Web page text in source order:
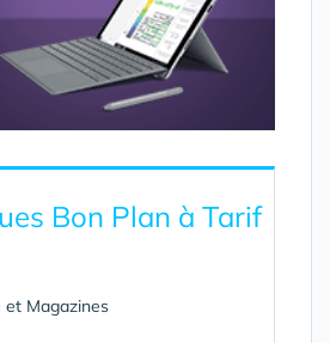
Bon Plan à Tarif
et Magazines